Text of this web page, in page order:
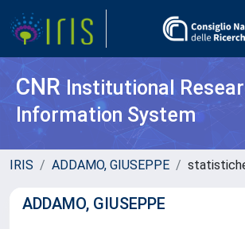
CNR Institutional
Information System
IRIS ADDAMO, GIUSEPPE
ADDAMO, GIUSEPPE